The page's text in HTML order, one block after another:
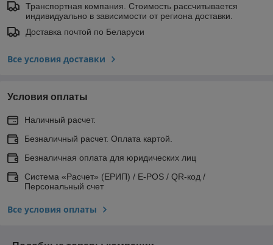
Транспортная компания. Стоимость рассчитывается
индивидуально в зависимости от региона доставки.
Доставка почтой по Беларуси
Все условия доставки
Условия оплаты
Наличный расчет.
Безналичный расчет. Оплата картой.
Безналичная оплата для юридических лиц
Система «Расчет» (ЕРИП) / E-POS / QR-код /
Персональный счет
Все условия оплаты